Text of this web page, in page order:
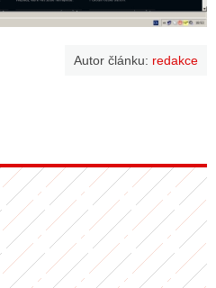
Autor článku: redakce